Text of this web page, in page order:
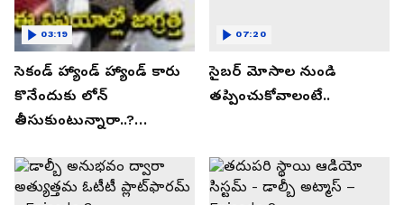
సెకండ్ హ్యాండ్ హ్యాండ్ కారు
కొనేందుకు లోన్
తీసుకుంటున్నారా..?
తెలుసుకోండి..!
03:19
సైబర్ మోసాల నుండి
తప్పించుకోవాలంటే..
07:20